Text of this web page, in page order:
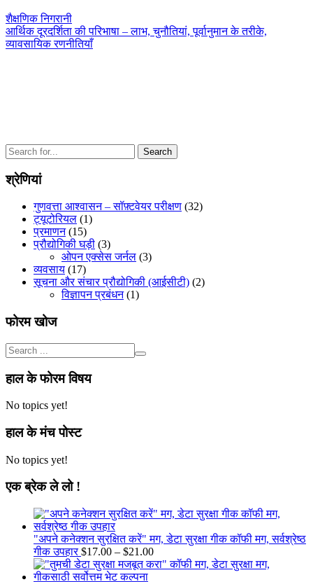
पोस्ट
नेविगेशन
Previous
Post
शैक्षणिक निगरानी
Next
Post
आर्थिक दूरदर्शिता की परिभाषा – लाभ, चुनौतियां, पूर्वानुमान के तरीके,
व्यावसायिक रणनीतियाँ
Search
for:
श्रेणियां
गुणवत्ता आश्वासन – सॉफ़्टवेयर परीक्षण (32)
ट्यूटोरियल (1)
प्रमाणन(15)
प्रौद्योगिकी घड़ी (3)
ओपन एक्सेस जर्नल (3)
व्यवसाय (17)
सूचना और संचार प्रौद्योगिकी (आईसीटी) (2)
विज्ञापन प्रबंधन(1)
फोरम खोज
हाल के फोरम विषय
No topics yet!
हाल के मंच पोस्ट
No topics yet!
एक ब्रेक ले लो !
"अपने कनेक्शन सुरक्षित करें" मग, डेटा सुरक्षा गीक कॉफी मग, सर्वश्रेष्ठ
गीक उपहार $17.00 – $21.00Price
range: